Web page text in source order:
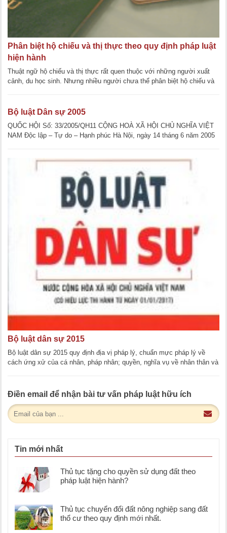
Phân biệt hộ chiếu và thị thực theo quy định pháp luật
hiện hành
Thuật ngữ hộ chiếu và thị thực rất quen thuộc với những người xuất
cảnh, du học sinh. Nhưng nhiều người chưa thể phân biệt hộ chiếu và
Bộ luật Dân sự 2005
QUỐC HỘI Số: 33/2005/QH11 CỘNG HOÀ XÃ HỘI CHỦ NGHĨA VIỆT
NAM Độc lập – Tự do – Hạnh phúc Hà Nội, ngày 14 tháng 6 năm 2005
Bộ luật dân sự 2015
Bộ luật dân sự 2015 quy định địa vị pháp lý, chuẩn mực pháp lý về
cách ứng xử của cá nhân, pháp nhân; quyền, nghĩa vụ về nhân thân và
Điền email để nhận bài tư vấn pháp luật hữu ích
Tin mới nhất
Thủ tục tặng cho quyền sử dụng đất theo
pháp luật hiện hành?
Thủ tục chuyển đổi đất nông nghiệp sang đất
thổ cư theo quy định mới nhất.